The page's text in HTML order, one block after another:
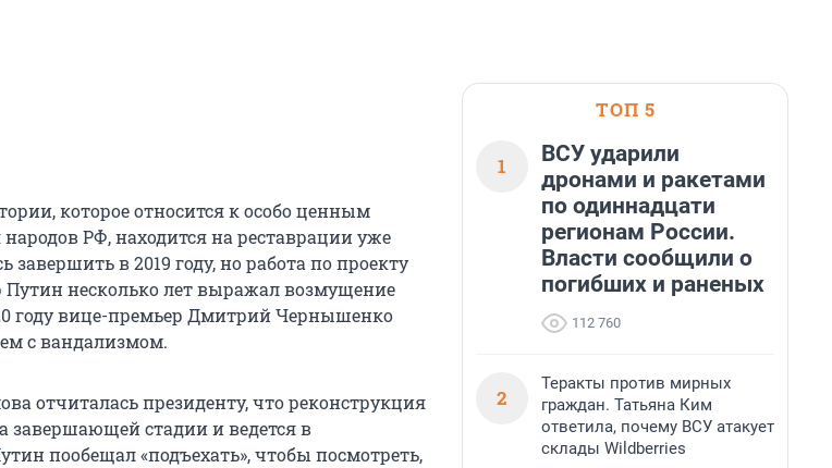
которое относится к особо ценным
РФ, находится на реставрации уже
завершить в 2019 году, но работа по проекту
несколько лет выражал возмущение
году вице-премьер Дмитрий Чернышенко
с вандализмом.
отчиталась президенту, что реконструкция
завершающей стадии и ведется в
пообещал «подъехать», чтобы посмотреть,
ТОП 5
1
ВСУ ударили
дронами и ракетами
по одиннадцати
регионам России.
Власти сообщили о
погибших и раненых
112 760
2
Теракты против мирных
граждан. Татьяна Ким
ответила, почему ВСУ атакует
склады Wildberries